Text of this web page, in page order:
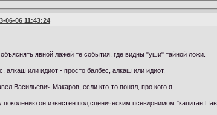
06-06 11:43:24
явной лажей те события, где видны "уши" тайной ложи.
алкаш или идиот - просто балбес, алкаш или идиот.
Васильевич Макаров, если кто-то понял, про кого я.
он известен под сценическим псевдонимом "капитан